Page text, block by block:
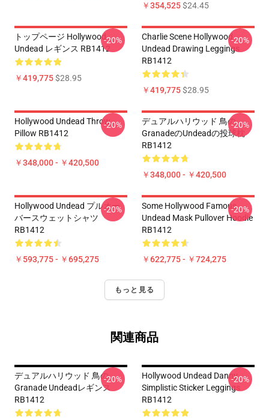
￥354,525$24.45
トップページ Hollywood
Undead レギンス RB1412
￥419,775$28.95
-20%
Charlie Scene Hollywood
Undead Drawing Leggings
RB1412
￥419,775$28.95
-20%
Hollywood Undead Throw
Pillow RB1412
￥348,000 - ￥420,500
-20%
デュアルハリウッド 鳥の
GranadeのUndeadの投球枕
RB1412
￥348,000 - ￥420,500
-20%
Hollywood Undead プルオー
バースウェットシャツ
RB1412
￥593,775 - ￥695,275
-20%
Some Hollywood Famous
Undead Mask Pullover Hoodie
RB1412
￥622,775 - ￥724,275
-20%
もっと見る
関連商品
デュアルハリウッド 鳥の
Granade Undeadレギンス
RB1412
-20%
Hollywood Undead Danny
Simplistic Sticker Leggings
RB1412
-20%